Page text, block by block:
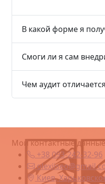
В какой форме я
Смоги ли я сам
Чем аудит
Мои контактные данные
+38 093-242-32-96
Киев,